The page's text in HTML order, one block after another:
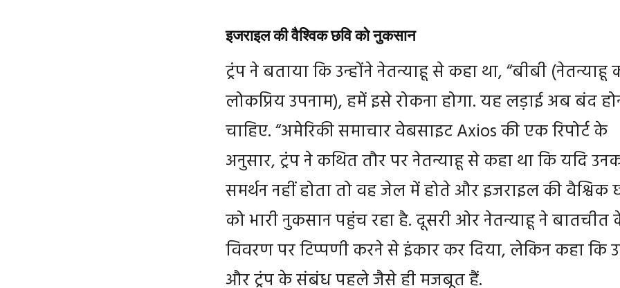
इजराइल की वैश्विक छवि को नुकसान
ट्रंप ने बताया कि उन्होंने नेतन्याहू से कहा था, “बीबी (नेतन्याहू
लोकप्रिय उपनाम), हमें इसे रोकना होगा. यह लड़ाई अब बंद
चाहिए. “अमेरिकी समाचार वेबसाइट Axios की एक रिपोर्ट के
अनुसार, ट्रंप ने कथित तौर पर नेतन्याहू से कहा था कि यदि
समर्थन नहीं होता तो वह जेल में होते और इजराइल की वैश्विक
को भारी नुकसान पहुंच रहा है. दूसरी ओर नेतन्याहू ने बातचीत
विवरण पर टिप्पणी करने से इंकार कर दिया, लेकिन कहा कि
और ट्रंप के संबंध पहले जैसे ही मजबूत हैं.